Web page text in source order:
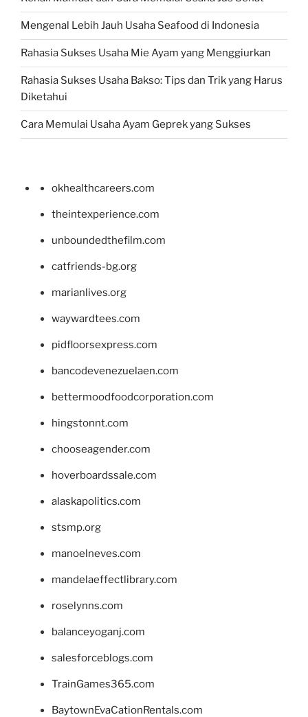
Mengenal Lebih Jauh Usaha Seafood di Indonesia
Rahasia Sukses Usaha Mie Ayam yang Menggiurkan
Rahasia Sukses Usaha Bakso: Tips dan Trik yang Harus
Diketahui
Cara Memulai Usaha Ayam Geprek yang Sukses
okhealthcareers.com
theintexperience.com
unboundedthefilm.com
catfriends-bg.org
marianlives.org
waywardtees.com
pidfloorsexpress.com
bancodevenezuelaen.com
bettermoodfoodcorporation.com
hingstonnt.com
chooseagender.com
hoverboardssale.com
alaskapolitics.com
stsmp.org
manoelneves.com
mandelaeffectlibrary.com
roselynns.com
balanceyoganj.com
salesforceblogs.com
TrainGames365.com
BaytownEvaCationRentals.com